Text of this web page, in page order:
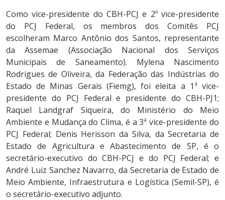
Como vice-presidente do CBH-PCJ e 2º vice-presidente
do PCJ Federal, os membros dos Comitês PCJ
escolheram Marco Antônio dos Santos, representante
da Assemae (Associação Nacional dos Serviços
Municipais de Saneamento). Mylena Nascimento
Rodrigues de Oliveira, da Federação das Indústrias do
Estado de Minas Gerais (Fiemg), foi eleita a 1ª vice-
presidente do PCJ Federal e presidente do CBH-PJ1;
Raquel Landgraf Siqueira, do Ministério do Meio
Ambiente e Mudança do Clima, é a 3ª vice-presidente do
PCJ Federal; Denis Herisson da Silva, da Secretaria de
Estado de Agricultura e Abastecimento de SP, é o
secretário-executivo do CBH-PCJ e do PCJ Federal; e
André Luiz Sanchez Navarro, da Secretaria de Estado de
Meio Ambiente, Infraestrutura e Logística (Semil-SP), é
o secretário-executivo adjunto.